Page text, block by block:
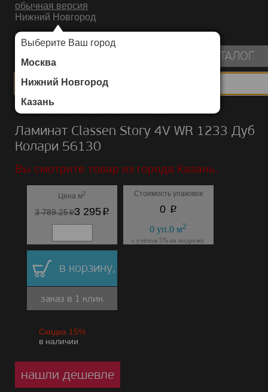
обычная версия
Нижний Новгород
Выберите Ваш город
Москва
Нижний Новгород
Казань
ИНТЕРНЕТ-МАГАЗИН НАПОЛЬНЫХ ПОКРЫТИЙ
КАТАЛОГ
Каталог/Ламинат/Classen/Story 4V WR 1233
Ламинат Classen Story 4V WR 1233 Дуб
Колари 56130
Вы смотрите товар из города Казань.
Цена м2
3 789.25p3 295p
Стоимость упаковок
0 p
0 уп.0 м2
с учётом 5% на подрезку
в корзину,
заказ в 1 клик
Скидка 15%
в наличии
нашли дешевле